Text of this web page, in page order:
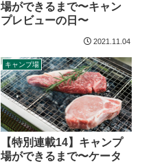
場ができるまで〜キャン
プレビューの日〜
2021.11.04
キャンプ場
【特別連載14】キャンプ
場ができるまで〜ケータ